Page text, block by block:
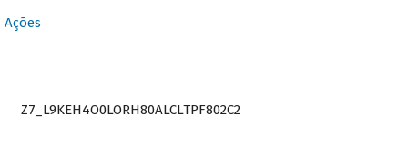
Ações
Z7_L9KEH4O0LORH80ALCLTPF802C2